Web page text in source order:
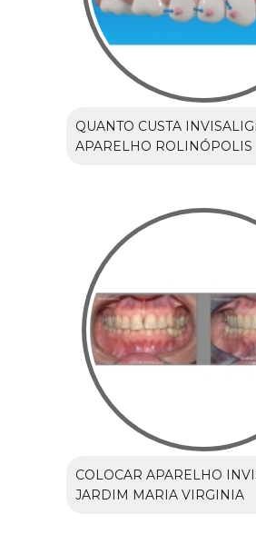
QUANTO CUSTA
APARELHO ROLINÓPOLIS
COLOCAR APARELHO
JARDIM MARIA VIRGINIA